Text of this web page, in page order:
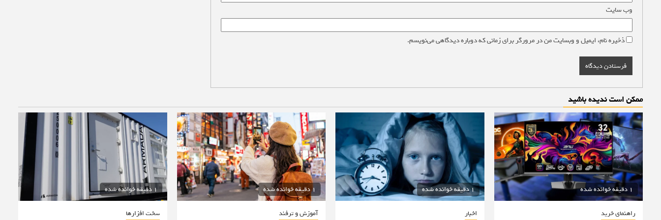
وب‌ سایت
ذخیره نام، ایمیل و وبسایت من در مرورگر برای زمانی که دوباره دیدگاهی می‌نویسم.
ممکن است ندیده باشید
1 دقیقه خوانده شده
راهنمای خرید
1 دقیقه خوانده شده
اخبار
1 دقیقه خوانده شده
آموزش و ترفند
1 دقیقه خوانده شده
سخت افزارها